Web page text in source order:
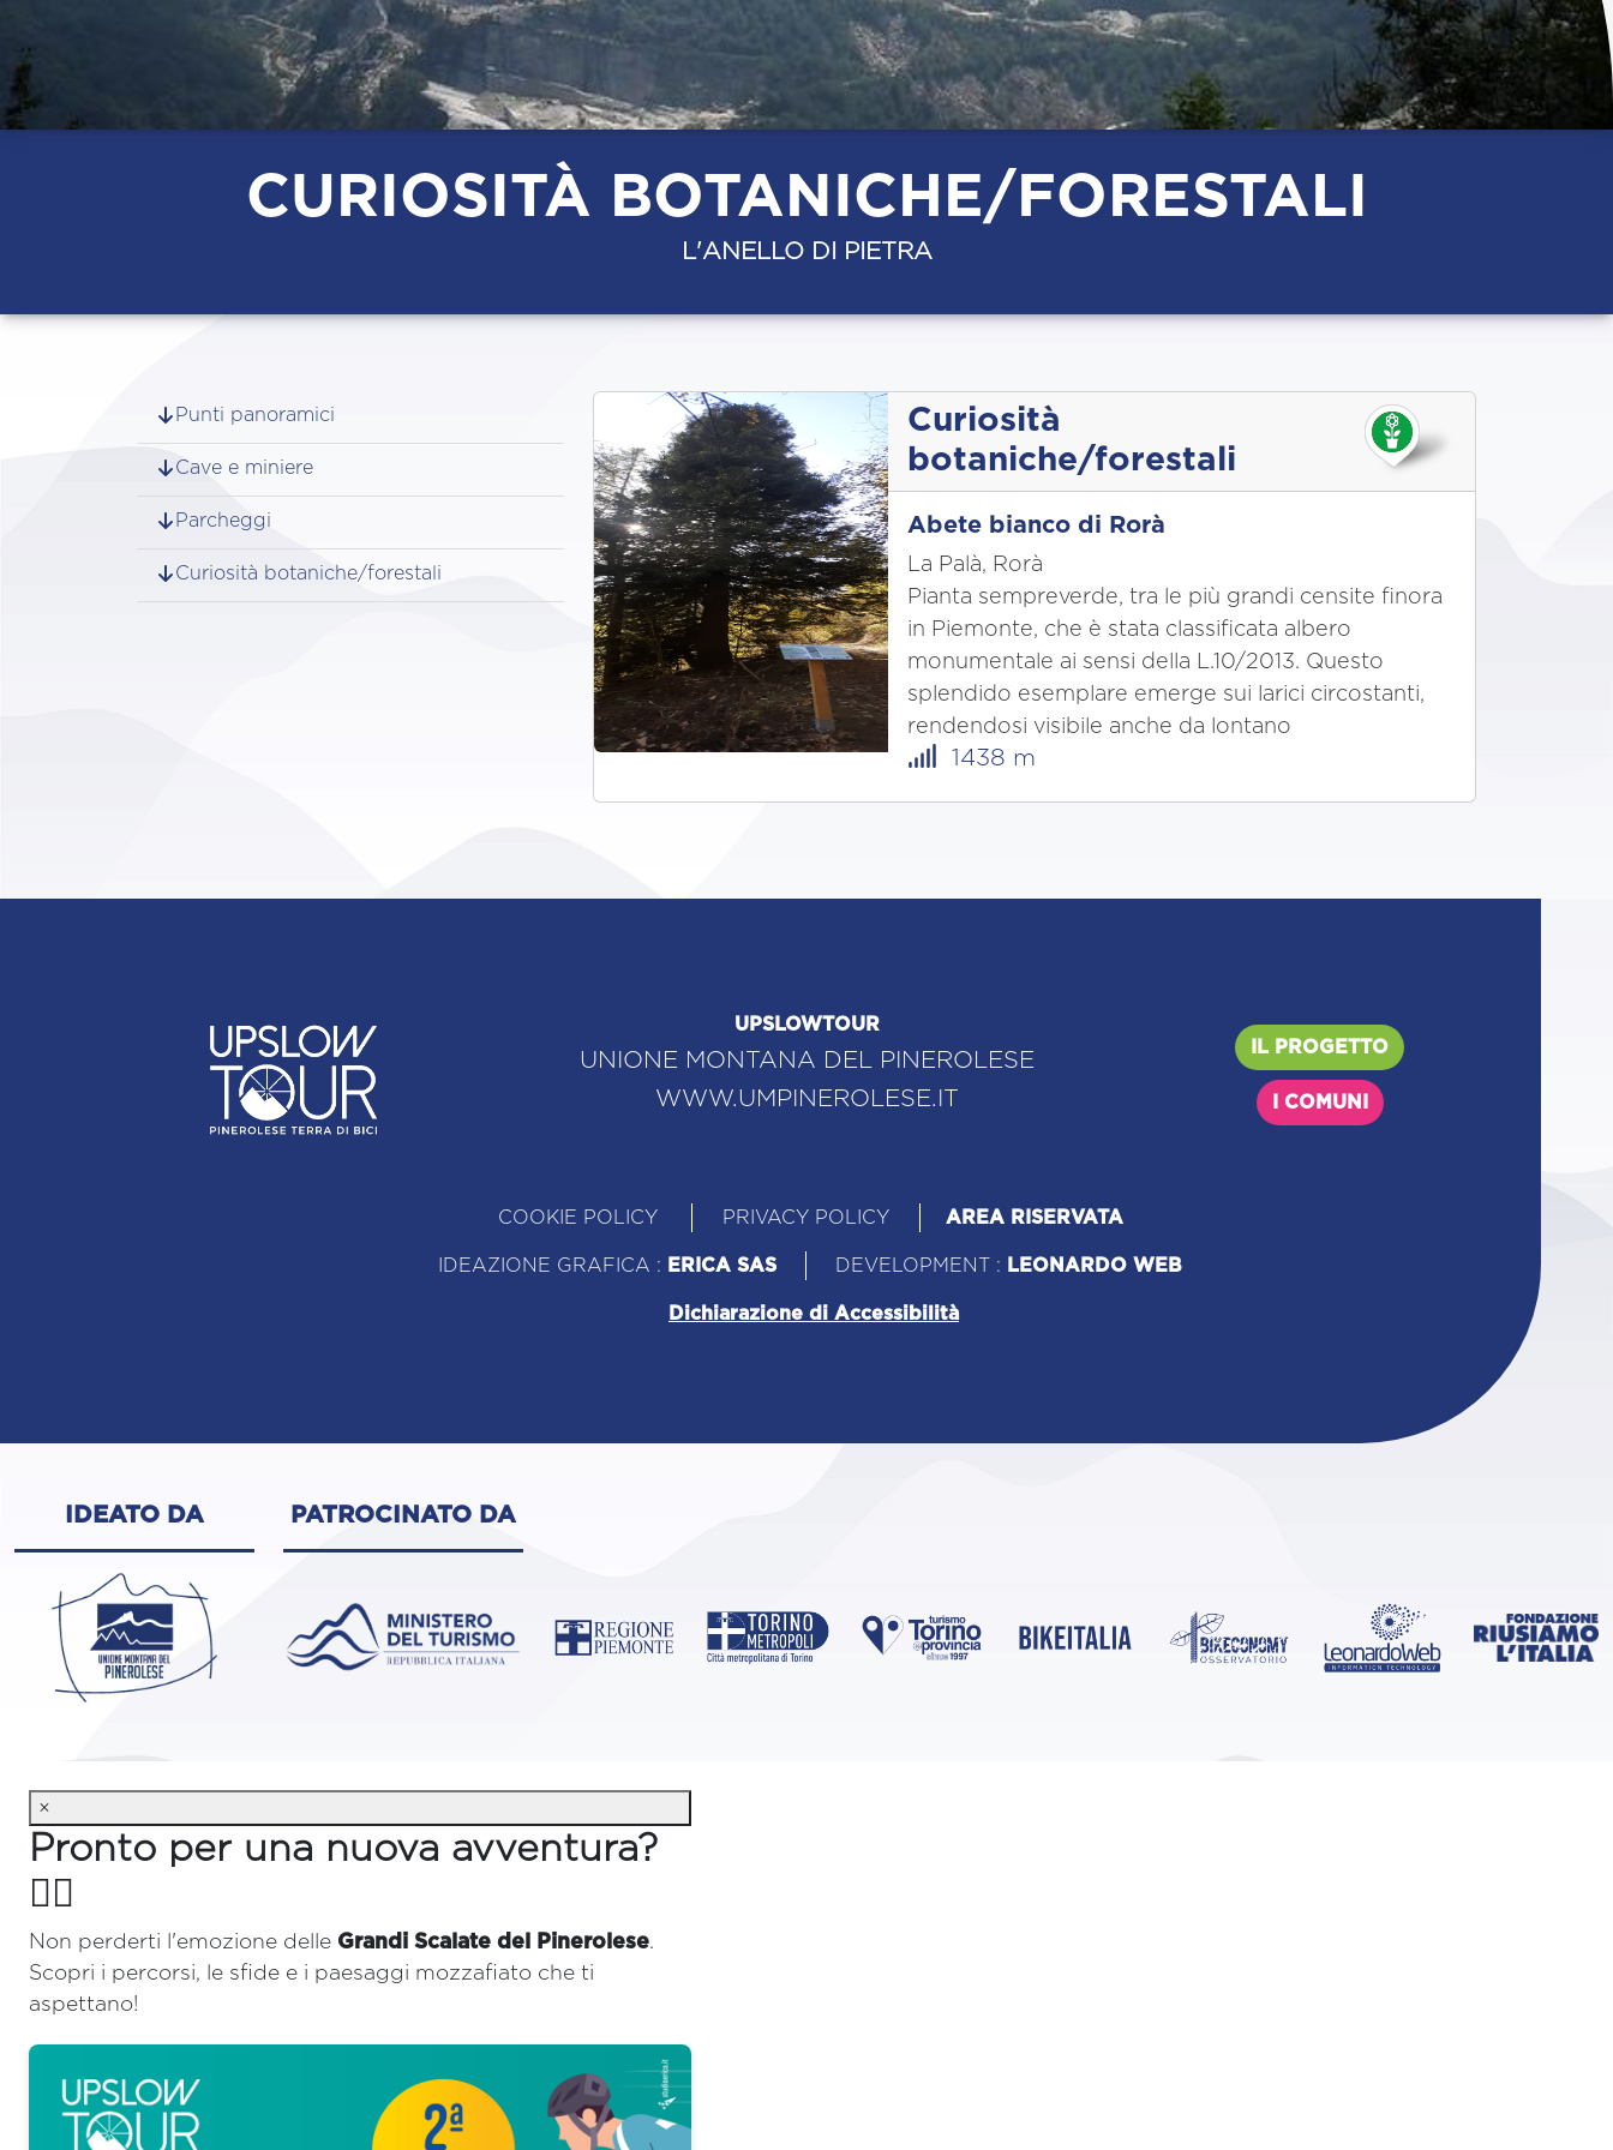
CURIOSITÀ BOTANICHE/FORESTALI
L'ANELLO DI PIETRA
Punti panoramici
Cave e miniere
Parcheggi
Curiosità botaniche/forestali
Curiosità
botaniche/forestali
Abete bianco di Rorà
La Palà, Rorà
Pianta sempreverde, tra le più grandi censite finora
in Piemonte, che è stata classificata albero
monumentale ai sensi della L.10/2013. Questo
splendido esemplare emerge sui larici circostanti,
rendendosi visibile anche da lontano
1438 m
UPSLOWTOUR
UNIONE MONTANA DEL PINEROLESE
WWW.UMPINEROLESE.IT
IL PROGETTO
I COMUNI
COOKIE POLICY PRIVACY POLICY AREA RISERVATA
IDEAZIONE GRAFICA : ERICA SAS DEVELOPMENT : LEONARDO WEB
Dichiarazione di Accessibilità
IDEATO DA PATROCINATO DA
×
Pronto per una nuova avventura?
🚴‍♂️
Non perderti l'emozione delle Grandi Scalate del Pinerolese.
Scopri i percorsi, le sfide e i paesaggi mozzafiato che ti
aspettano!